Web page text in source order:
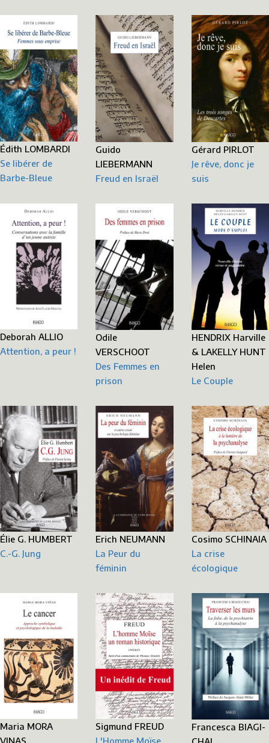
Édith LOMBARDI
Se libérer de
Barbe-Bleue
Guido
LIEBERMANN
Freud en Israël
Gérard PIRLOT
Je rêve, donc je
suis
Deborah ALLIO
Attention, a peur !
Odile
VERSCHOOT
Des Femmes en
prison
HENDRIX Harville
& LAKELLY HUNT
Helen
Le Couple
Élie G. HUMBERT
C.-G. Jung
Erich NEUMANN
La Peur du
féminin
Cosimo SCHINAIA
La crise
écologique
Maria MORA
VINAS
Sigmund FREUD
L'Homme Moïse,
Francesca BIAGI-